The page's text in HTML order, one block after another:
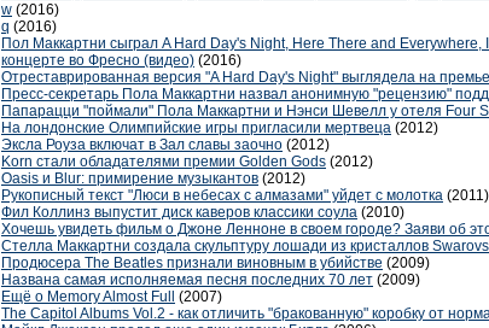
w (2016)
q (2016)
Пол Маккартни сыграл A Hard Day's Night, Here There and
концерте во Фресно (видео) (2016)
Отреставрированная версия "A Hard Day's Night" выглядела на
Пресс-секретарь Пола Маккартни назвал анонимную "рецензию"
Папарацци "поймали" Пола Маккартни и Нэнси Шевелл у отеля Four
На лондонские Олимпийские игры пригласили мертвеца (2012)
Эксла Роуза включат в Зал славы заочно (2012)
Korn стали обладателями премии Golden Gods (2012)
Oasis и Blur: примирение музыкантов (2012)
Рукописный текст "Люси в небесах с алмазами" уйдет с молотка (2011)
Фил Коллинз выпустит диск каверов классики соула (2010)
Хочешь увидеть фильм о Джоне Ленноне в своем городе? Заяви об
Стелла Маккартни создала скульптуру лошади из кристаллов
Продюсера The Beatles признали виновным в убийстве (2009)
Названа самая исполняемая песня последних 70 лет (2009)
Ещё о Memory Almost Full
(2007)
The Capitol Albums Vol.2 - как отличить "бракованную" коробку от